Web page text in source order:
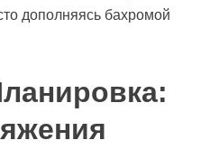
дополняясь бахромой